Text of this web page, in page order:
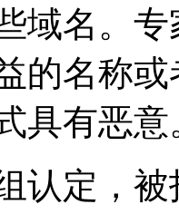
域名。
的名称
具有恶意
认定，